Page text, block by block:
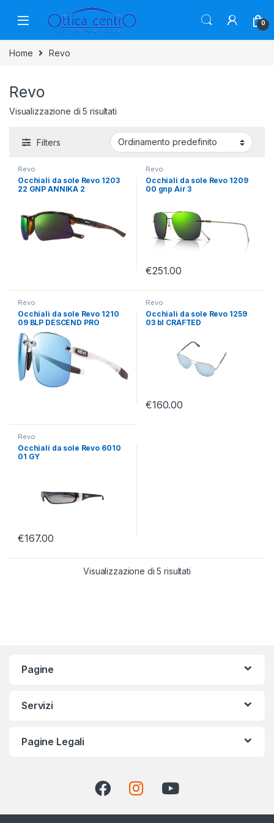
0
Home Revo
Revo
Visualizzazione di 5 risultati
Filters
Revo
Occhiali da sole Revo 1203
22 GNP ANNIKA 2
Revo
Occhiali da sole Revo 1209
00 gnp Air 3
€251.00
Revo
Occhiali da sole Revo 1210
09 BLP DESCEND PRO
Revo
Occhiali da sole Revo 1259
03 bl CRAFTED
€160.00
Revo
Occhiali da sole Revo 6010
01 GY
€167.00
Visualizzazione di 5 risultati
Pagine
Servizi
Pagine Legali